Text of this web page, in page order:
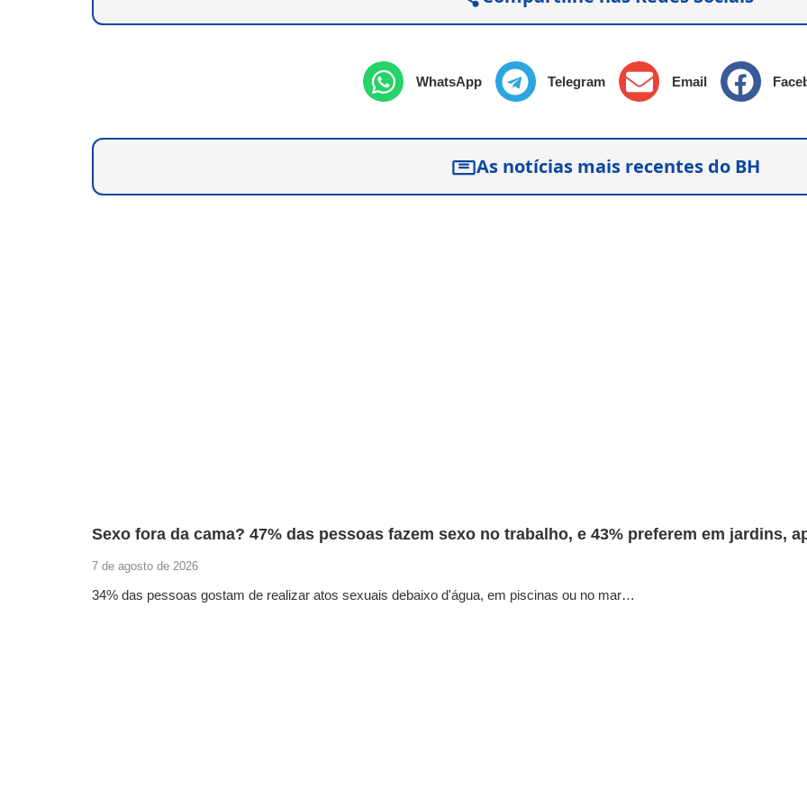
WhatsApp Telegram Email
As notícias mais recentes do BH
Sexo fora da cama? 47% das pessoas fazem sexo no trabalho, e 43% preferem em jardins,
7 de agosto de 2026
34% das pessoas gostam de realizar atos sexuais debaixo d'água, em piscinas ou no mar…